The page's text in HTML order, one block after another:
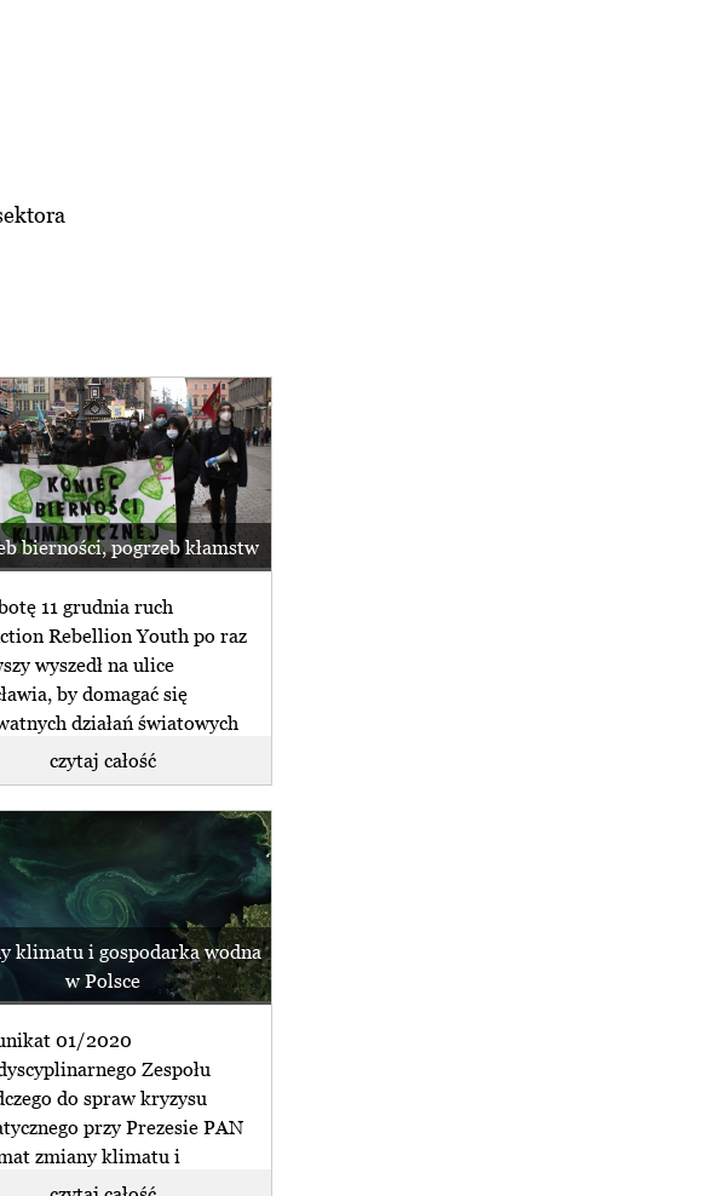
bierności, pogrzeb kłamstw
11 grudnia ruch
Rebellion Youth po raz
wyszedł na ulice
by domagać się
działań światowych
czytaj całość
klimatu i gospodarka wodna
w Polsce
01/2020
Zespołu
do spraw kryzysu
przy Prezesie PAN
zmiany klimatu i
wodnej w (...)